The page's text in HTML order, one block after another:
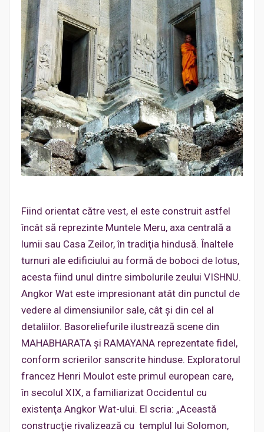
Fiind orientat către vest, el este construit astfel
încât să reprezinte Muntele Meru, axa centrală a
lumii sau Casa Zeilor, în tradiţia hindusă. Înaltele
turnuri ale edificiului au formă de boboci de lotus,
acesta fiind unul dintre simbolurile zeului VISHNU.
Angkor Wat este impresionant atât din punctul de
vedere al dimensiunilor sale, cât şi din cel al
detaliilor. Basoreliefurile ilustrează scene din
MAHABHARATA şi RAMAYANA reprezentate fidel,
conform scrierilor sanscrite hinduse. Exploratorul
francez Henri Moulot este primul european care,
în secolul XIX, a familiarizat Occidentul cu
existenţa Angkor Wat-ului. El scria: „Această
construcţie rivalizează cu templul lui Solomon,